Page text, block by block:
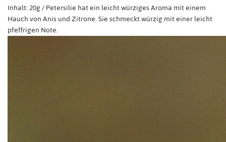
Inhalt: 20g / Petersilie hat ein leicht würziges Aroma mit einem
Hauch von Anis und Zitrone. Sie schmeckt würzig mit einer leicht
pfeffrigen Note.